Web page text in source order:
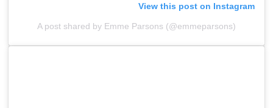
View this post on Instagram
A post shared by Emme Parsons (@emmeparsons)